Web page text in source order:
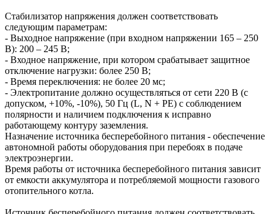
Стабилизатор напряжения должен соответствовать
следующим параметрам:
- Выходное напряжение (при входном напряжении 165 – 250
В): 200 – 245 В;
- Входное напряжение, при котором срабатывает защитное
отключение нагрузки: более 250 В;
- Время переключения: не более 20 мс;
- Электропитание должно осуществляться от сети 220 В (с
допуском, +10%, -10%), 50 Гц (L, N + PE) с соблюдением
полярности и наличием подключения к исправно
работающему контуру заземления.
Назначение источника бесперебойного питания - обеспечение
автономной работы оборудования при перебоях в подаче
электроэнергии.
Время работы от источника бесперебойного питания зависит
от емкости аккумулятора и потребляемой мощности газового
отопительного котла.